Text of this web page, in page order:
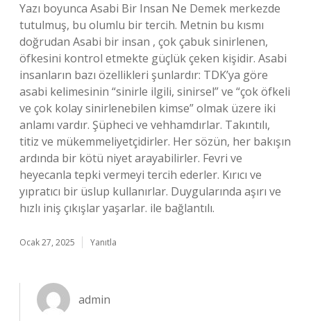
Yazı boyunca Asabi Bir Insan Ne Demek merkezde
tutulmuş, bu olumlu bir tercih. Metnin bu kısmı
doğrudan Asabi bir insan , çok çabuk sinirlenen,
öfkesini kontrol etmekte güçlük çeken kişidir. Asabi
insanların bazı özellikleri şunlardır: TDK’ya göre
asabi kelimesinin “sinirle ilgili, sinirsel” ve “çok öfkeli
ve çok kolay sinirlenebilen kimse” olmak üzere iki
anlamı vardır. Şüpheci ve vehhamdırlar. Takıntılı,
titiz ve mükemmeliyetçidirler. Her sözün, her bakışın
ardında bir kötü niyet arayabilirler. Fevri ve
heyecanla tepki vermeyi tercih ederler. Kırıcı ve
yıpratıcı bir üslup kullanırlar. Duygularında aşırı ve
hızlı iniş çıkışlar yaşarlar. ile bağlantılı.
Ocak 27, 2025 Yanıtla
admin